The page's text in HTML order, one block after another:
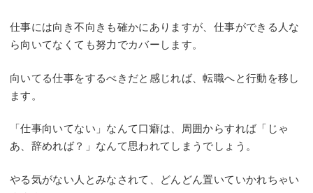
仕事には向き不向きも確かにありますが、仕事ができる人な
ら向いてなくても努力でカバーします。
向いてる仕事をするべきだと感じれば、転職へと行動を移し
ます。
「仕事向いてない」なんて口癖は、周囲からすれば「じゃ
あ、辞めれば？」なんて思われてしまうでしょう。
やる気がない人とみなされて、どんどん置いていかれちゃい